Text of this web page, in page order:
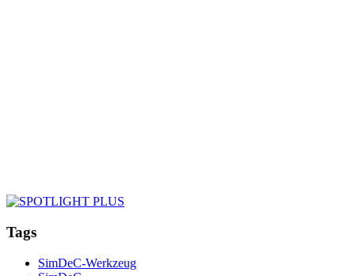
Tags
SimDeC-Werkzeug